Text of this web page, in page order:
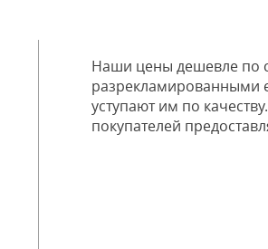
Наши цены дешевле по
разрекламированными
уступают им по
покупателей